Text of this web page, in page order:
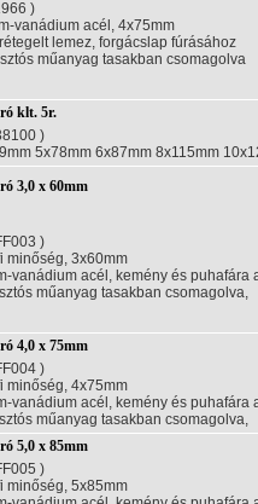
)
vanádium acél, 4x75mm
lemez, forgácslap fúrásához
műanyag tasakban csomagolva
klt. 5r.
)
5x78mm 6x87mm 8x115mm
3,0 x 60mm
)
minőség, 3x60mm
vanádium acél, kemény és puhafára
műanyag tasakban csomagolva,
4,0 x 75mm
)
minőség, 4x75mm
vanádium acél, kemény és puhafára
műanyag tasakban csomagolva,
5,0 x 85mm
)
minőség, 5x85mm